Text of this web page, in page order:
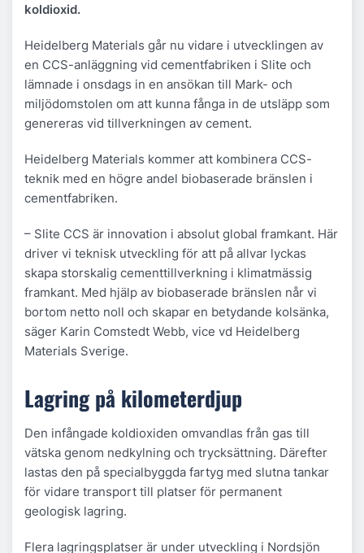
koldioxid.
Heidelberg Materials går nu vidare i utvecklingen av
en CCS-anläggning vid cementfabriken i Slite och
lämnade i onsdags in en ansökan till Mark- och
miljödomstolen om att kunna fånga in de utsläpp som
genereras vid tillverkningen av cement.
Heidelberg Materials kommer att kombinera CCS-
teknik med en högre andel biobaserade bränslen i
cementfabriken.
– Slite CCS är innovation i absolut global framkant. Här
driver vi teknisk utveckling för att på allvar lyckas
skapa storskalig cementtillverkning i klimatmässig
framkant. Med hjälp av biobaserade bränslen når vi
bortom netto noll och skapar en betydande kolsänka,
säger Karin Comstedt Webb, vice vd Heidelberg
Materials Sverige.
Lagring på kilometerdjup
Den infångade koldioxiden omvandlas från gas till
vätska genom nedkylning och trycksättning. Därefter
lastas den på specialbyggda fartyg med slutna tankar
för vidare transport till platser för permanent
geologisk lagring.
Flera lagringsplatser är under utveckling i Nordsjön